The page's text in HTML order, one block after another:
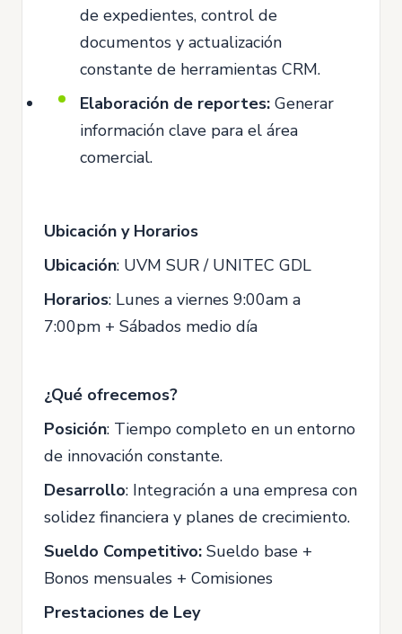
de expedientes, control de
documentos y actualización
constante de herramientas CRM.
Elaboración de reportes: Generar
información clave para el área
comercial.
Ubicación y Horarios
Ubicación: UVM SUR / UNITEC GDL
Horarios: Lunes a viernes 9:00am a
7:00pm + Sábados medio día
¿Qué ofrecemos?
Posición: Tiempo completo en un entorno
de innovación constante.
Desarrollo: Integración a una empresa con
solidez financiera y planes de crecimiento.
Sueldo Competitivo: Sueldo base +
Bonos mensuales + Comisiones
Prestaciones de Ley